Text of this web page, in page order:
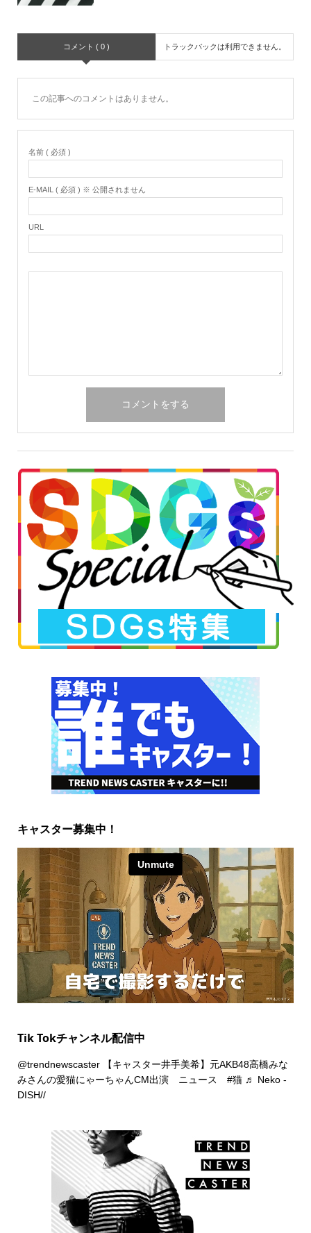
コメント ( 0 ) トラックバックは利用できません。
この記事へのコメントはありません。
名前 ( 必須 )
E-MAIL ( 必須 ) ※ 公開されません
URL
キャスター募集中！
Tik Tokチャンネル配信中
@trendnewscaster【キャスター井手美希】元AKB48高橋みな
みさんの愛猫にゃーちゃんCM出演 ニュース #猫 ♬ Neko -
DISH//